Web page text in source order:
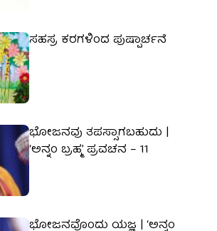
ಸಹಸ್ರ ಕರಗಳಿಂದ ಪುಷ್ಪಾರ್ಚನೆ
ಭೋಜನವು ತಪಸ್ಸಾಗಬಹುದು |
‘ಅನ್ನಂ ಬ್ರಹ್ಮ’ ಪ್ರವಚನ – 11
ಭೋಜನವೊಂದು ಯಜ್ಞ | ‘ಅನ್ನಂ